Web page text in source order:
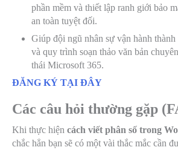
phần mềm và thiết lập ranh giới bảo
an toàn tuyệt đối.
Giúp đội ngũ nhân sự vận hành thành
và quy trình soạn thảo văn bản
thái Microsoft 365.
ĐĂNG KÝ TẠI ĐÂY
Các câu hỏi thường gặp
Khi thực hiện cách viết phân số trong
chắc hẳn bạn sẽ có một vài thắc mắc cần